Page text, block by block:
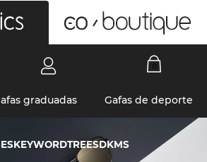
graduadas Gafas de deporte